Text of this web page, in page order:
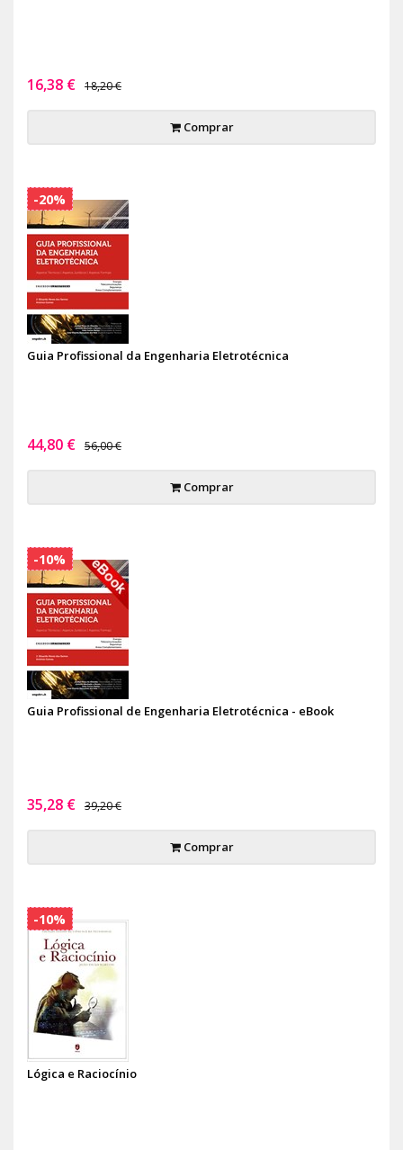
16,38 € 18,20 €
Comprar
Guia Profissional da Engenharia Eletrotécnica
44,80 € 56,00 €
Comprar
-20%
Guia Profissional de Engenharia Eletrotécnica - eBook
35,28 € 39,20 €
Comprar
-10%
Lógica e Raciocínio
-10%